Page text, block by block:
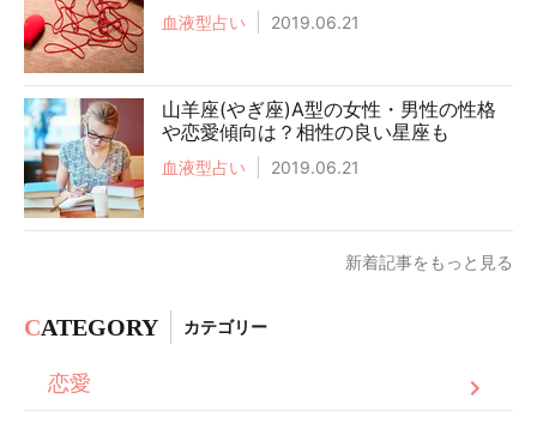
血液型占い 2019.06.21
山羊座(やぎ座)A型の女性・男性の性格
や恋愛傾向は？相性の良い星座も
血液型占い 2019.06.21
新着記事をもっと見る
CATEGORY カテゴリー
恋愛